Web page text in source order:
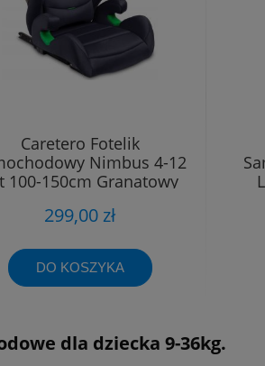
Caretero Fotelik
Nimbus 4-12
100-150cm Granatowy
299,00 zł
DO KOSZYKA
dla dziecka 9-36kg.